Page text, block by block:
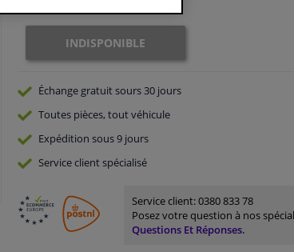
INDISPONIBLE
Échange gratuitsours 30 jours
Toutes pièces, tout véhicule
Expédition sous 9 jours
Serviceclient spécialisé
Service client:0380 833 78
Posez votre question à nos
Questions Et Réponses.